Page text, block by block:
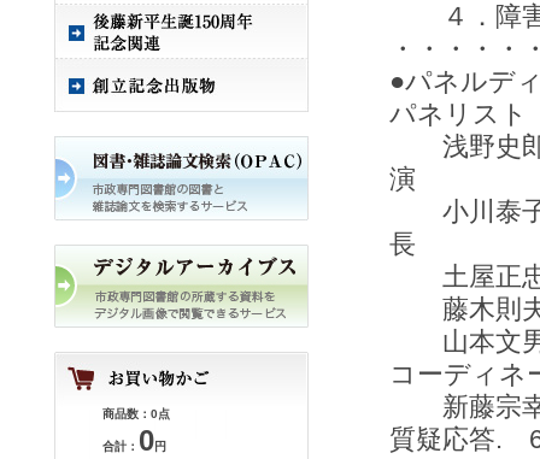
商品数：0点
合計： 0円
４．障害
・・・・・
●パネルデ
パネリスト
浅野史郎
演
小川泰子
長
土屋正忠
藤木則夫
山本文男
コーディネ
新藤宗
質疑応答.